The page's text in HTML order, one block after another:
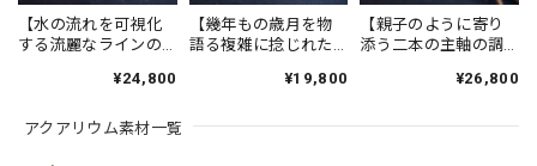
アクアリウム素材一覧
【水の流れを可視化
する流麗なラインの
【H0053】
¥24,800
【幾年もの歳月を物
語る複雑に捻じれた
ンウッド/Deep
【H0056】
¥19,800
【親子のように寄り
添う二本の主軸の調
【H0057】
¥26,800